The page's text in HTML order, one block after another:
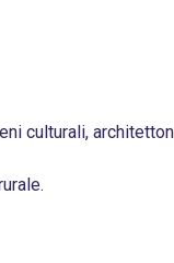
culturali,